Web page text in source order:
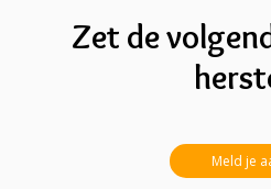
Zet de
Meld je